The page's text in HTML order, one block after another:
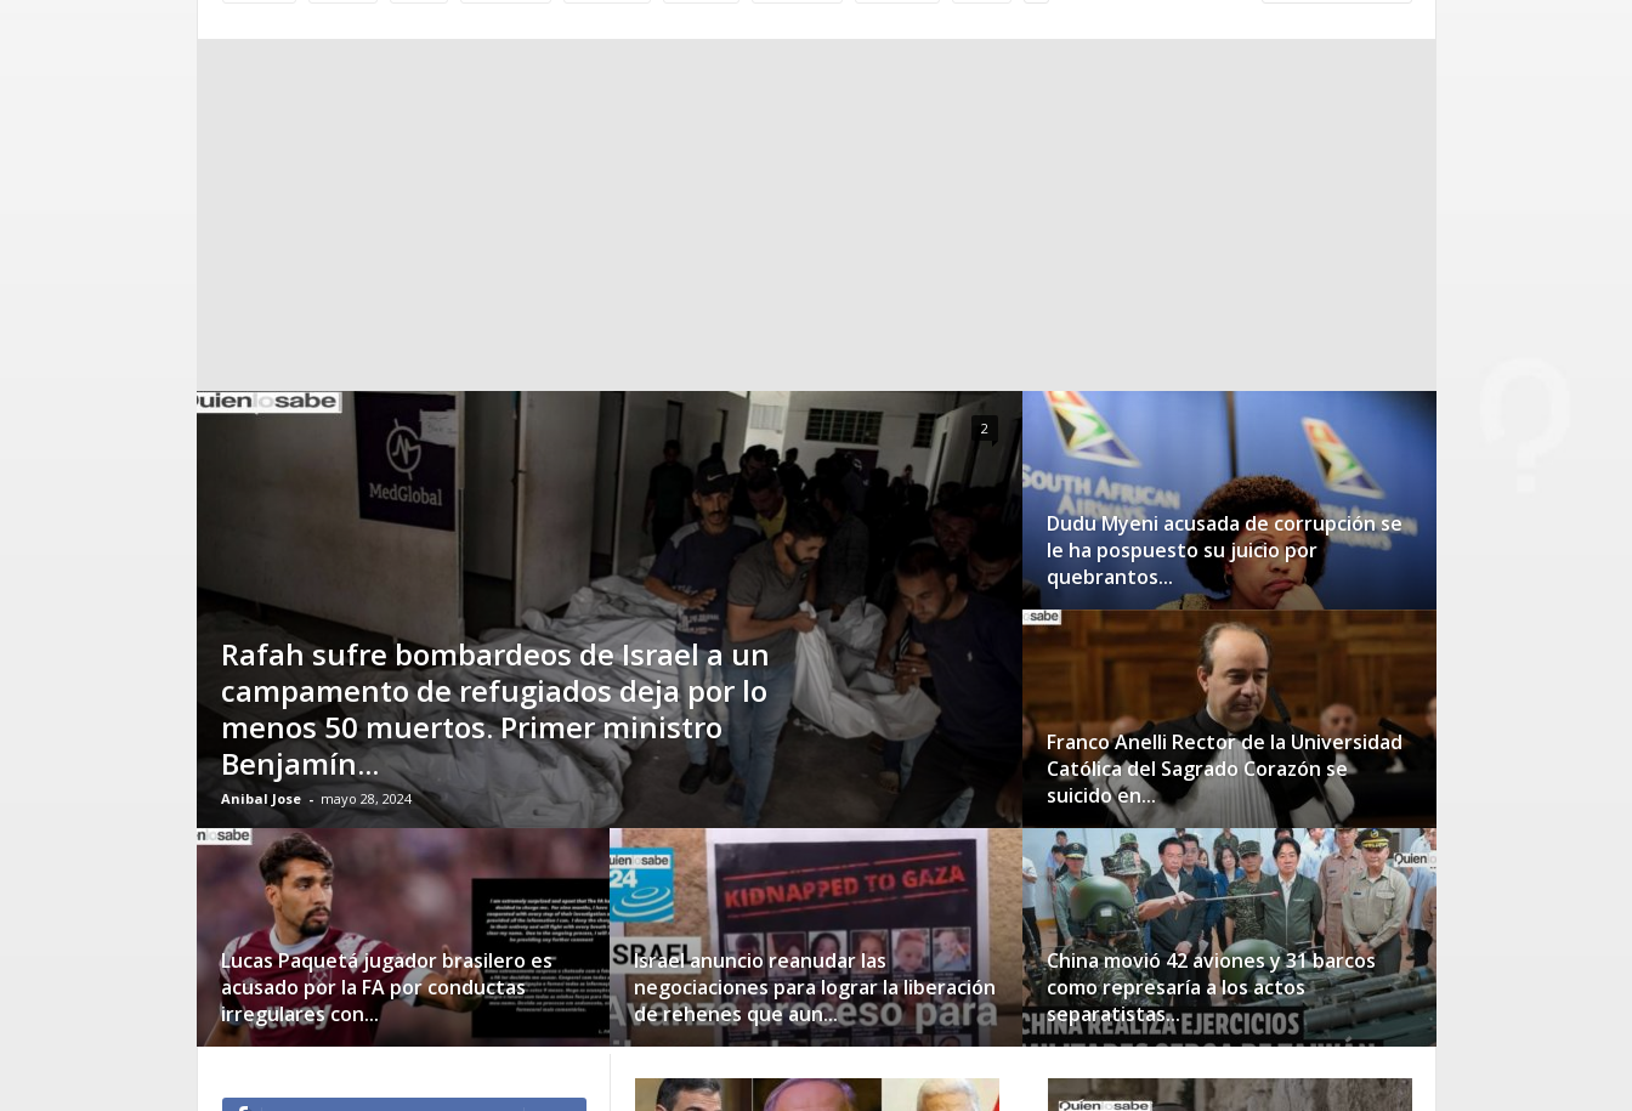
Rafah sufre bombardeos de Israel a un
campamento de refugiados deja por lo
menos 50 muertos. Primer ministro
Benjamín...
Anibal Jose - mayo 28, 2024
2
Dudu Myeni acusada de corrupción se
le ha pospuesto su juicio por
quebrantos...
Franco Anelli Rector de la Universidad
Católica del Sagrado Corazón se
suicido en...
Lucas Paquetá jugador brasilero es
acusado por la FA por conductas
irregulares con...
Israel anuncio reanudar las
negociaciones para lograr la liberación
de rehenes que aun...
China movió 42 aviones y 31 barcos
como represaría a los actos
separatistas...